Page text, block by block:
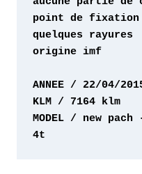
origine imf
MODEL / new
4t